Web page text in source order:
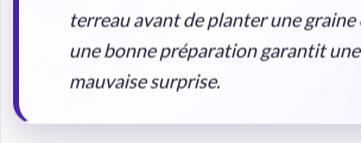
terreau avant de planter une
une bonne préparation garantit
mauvaise surprise.